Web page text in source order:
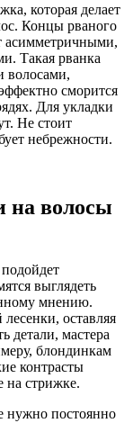
которая делает
Концы рваного
асимметричными,
Такая рванка
волосами,
сморится
Для укладки
Не стоит
небрежности.
на волосы
выглядеть
мнению.
лесенки, оставляя
детали, мастера
блондинкам
контрасты
на стрижке.
нужно постоянно